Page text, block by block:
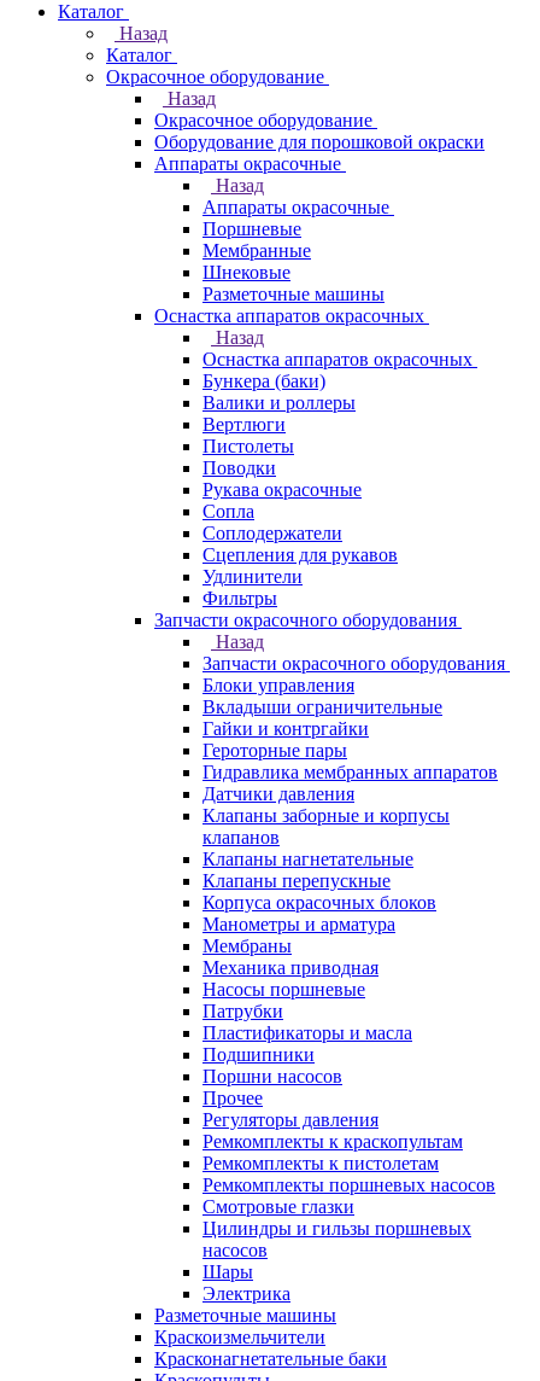
Каталог
Назад
Каталог
Окрасочное оборудование
Назад
Окрасочное оборудование
Оборудование для порошковой окраски
Аппараты окрасочные
Назад
Аппараты окрасочные
Поршневые
Мембранные
Шнековые
Разметочные машины
Оснастка аппаратов окрасочных
Назад
Оснастка аппаратов окрасочных
Бункера (баки)
Валики и роллеры
Вертлюги
Пистолеты
Поводки
Рукава окрасочные
Сопла
Соплодержатели
Сцепления для рукавов
Удлинители
Фильтры
Запчасти окрасочного оборудования
Назад
Запчасти окрасочного оборудования
Блоки управления
Вкладыши ограничительные
Гайки и контргайки
Героторные пары
Гидравлика мембранных аппаратов
Датчики давления
Клапаны заборные и корпусы
клапанов
Клапаны нагнетательные
Клапаны перепускные
Корпуса окрасочных блоков
Манометры и арматура
Мембраны
Механика приводная
Насосы поршневые
Патрубки
Пластификаторы и масла
Подшипники
Поршни насосов
Прочее
Регуляторы давления
Ремкомплекты к краскопультам
Ремкомплекты к пистолетам
Ремкомплекты поршневых насосов
Смотровые глазки
Цилиндры и гильзы поршневых
насосов
Шары
Электрика
Разметочные машины
Краскоизмельчители
Красконагнетательные баки